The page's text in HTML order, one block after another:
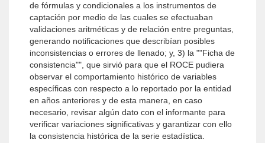
de fórmulas y condicionales a los instrumentos de
captación por medio de las cuales se efectuaban
validaciones aritméticas y de relación entre preguntas,
generando notificaciones que describían posibles
inconsistencias o errores de llenado; y, 3) la ""Ficha de
consistencia"", que sirvió para que el ROCE pudiera
observar el comportamiento histórico de variables
específicas con respecto a lo reportado por la entidad
en años anteriores y de esta manera, en caso
necesario, revisar algún dato con el informante para
verificar variaciones significativas y garantizar con ello
la consistencia histórica de la serie estadística.